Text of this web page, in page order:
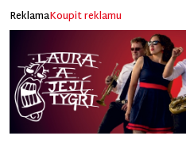
ReklamaKoupit reklamu